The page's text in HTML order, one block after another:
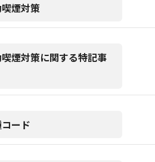
煙対策
煙対策に関する特記事
ード